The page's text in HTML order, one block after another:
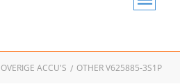
OVERIGE ACCU'S OTHER V625885-3S1P